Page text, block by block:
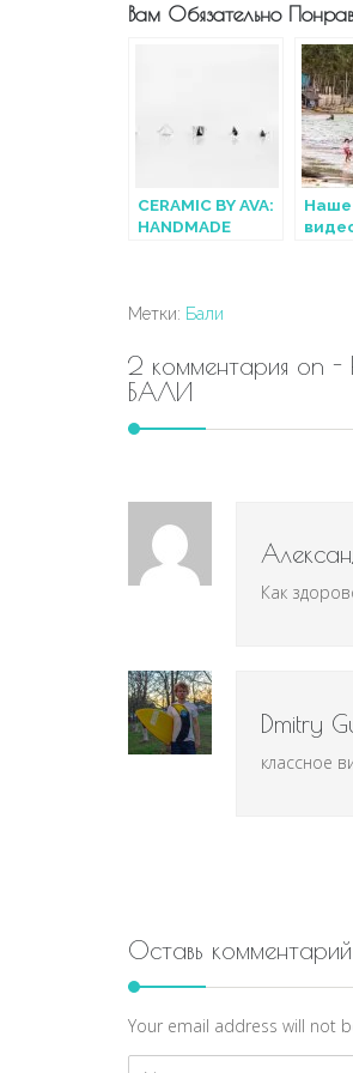
Вам Обязательно
CERAMIC BY AVA:
HANDMADE
Наше
Метки: Бали
2 комментария
БАЛИ
Как
Dmitry
классное
Оставь комментарий
Your email address will not